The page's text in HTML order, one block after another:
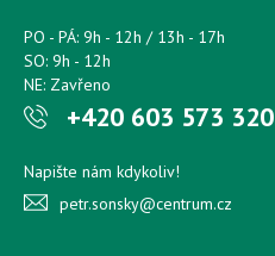
PO - PÁ: 9h - 12h / 13h - 17h
SO: 9h - 12h
NE: Zavřeno
+420 603 573 320
Napište nám kdykoliv!
petr.sonsky@centrum.cz